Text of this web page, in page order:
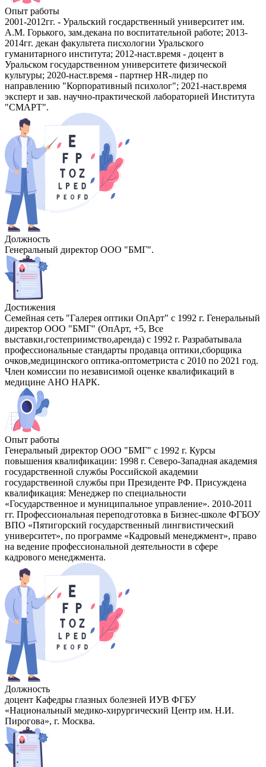
Опыт работы
2001-2012гг. - Уральский госдарственный университет им.
А.М. Горького, зам.декана по воспитательной работе; 2013-
2014гг. декан факультета писхологии Уральского
гуманитарного института; 2012-наст.время - доцент в
Уральском государственном университете физической
культуры; 2020-наст.время - партнер HR-лидер по
направлению "Корпоративный психолог"; 2021-наст.время
эксперт и зав. научно-практической лабораторией Института
"СМАРТ".
Должность
Генеральный директор ООО "БМГ".
Достижения
Семейная сеть "Галерея оптики ОпАрт" с 1992 г. Генеральный
директор ООО "БМГ" (ОпАрт, +5, Все
выставки,гостеприимство,аренда) с 1992 г. Разрабатывала
профессиональные стандарты продавца оптики,сборщика
очков,медицинского оптика-оптометриста с 2010 по 2021 год.
Член комиссии по независимой оценке квалификаций в
медицине АНО НАРК.
Опыт работы
Генеральный директор ООО "БМГ" с 1992 г. Курсы
повышения квалификации: 1998 г. Северо-Западная академия
государственной службы Российской академии
государственной службы при Президенте РФ. Присуждена
квалификация: Менеджер по специальности
«Государственное и муниципальное управление». 2010-2011
гг. Профессиональная переподготовка в Бизнес-школе ФГБОУ
ВПО «Пятигорский государственный лингвистический
университет», по программе «Кадровый менеджмент», право
на ведение профессиональной деятельности в сфере
кадрового менеджмента.
Должность
доцент Кафедры глазных болезней ИУВ ФГБУ
«Национальный медико-хирургический Центр им. Н.И.
Пирогова», г. Москва.